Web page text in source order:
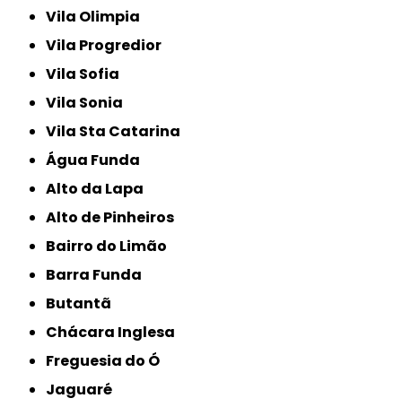
Vila Olimpia
Vila Progredior
Vila Sofia
Vila Sonia
Vila Sta Catarina
Água Funda
Alto da Lapa
Alto de Pinheiros
Bairro do Limão
Barra Funda
Butantã
Chácara Inglesa
Freguesia do Ó
Jaguaré